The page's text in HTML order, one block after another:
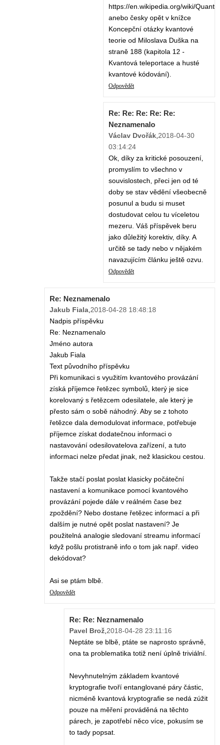
https://en.wikipedia.org/wiki/
anebo česky opět v knížce
Koncepční otázky kvantové
teorie od Miloslava Duška na
straně 188 (kapitola 12 -
Kvantová teleportace a husté
kvantové kódování).
Odpovědět
Re: Re: Re: Re: Re:
Neznamenalo
Václav Dvořák,2018-04-30
03:14:24
Ok, díky za kritické posouzení,
promyslím to všechno v
souvislostech, přeci jen od té
doby se stav vědění všeobecně
posunul a budu si muset
dostudovat celou tu víceletou
mezeru. Váš příspěvek beru
jako důležitý korektiv, díky. A
určitě se tady nebo v nějakém
navazujícím článku ještě ozvu.
Odpovědět
Re: Neznamenalo
Jakub Fiala,2018-04-28 18:48:18
Nadpis příspěvku
Re: Neznamenalo
Jméno autora
Jakub Fiala
Text původního příspěvku
Při komunikaci s využitím kvantového provázání
získá příjemce řetězec symbolů, který je sice
korelovaný s řetězcem odesilatele, ale který je
přesto sám o sobě náhodný. Aby se z tohoto
řetězce dala demodulovat informace, potřebuje
příjemce získat dodatečnou informaci o
nastavování odesilovatelova zařízení, a tuto
informaci nelze předat jinak, než klasickou cestou.
Takže stačí poslat poslat klasicky počáteční
nastavení a komunikace pomocí kvantového
provázání pojede dále v reálném čase bez
zpoždění? Nebo dostane řetězec informací a při
dalším je nutné opět poslat nastavení? Je
použitelná analogie sledovaní streamu informací
když pošlu protistraně info o tom jak např. video
dekódovat?
Asi se ptám blbě.
Odpovědět
Re: Re: Neznamenalo
Pavel Brož,2018-04-28 23:11:16
Neptáte se blbě, ptáte se naprosto správně,
ona ta problematika totiž není úplně triviální.
Nevyhnutelným základem kvantové
kryptografie tvoří entanglované páry částic,
nicméně kvantová kryptografie se nedá zúžit
pouze na měření prováděná na těchto
párech, je zapotřebí něco více, pokusím se
to tady popsat.